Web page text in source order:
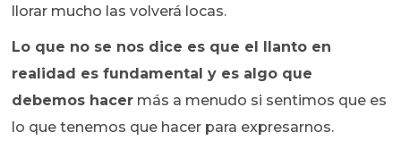
llorar mucho las volverá locas.
Lo que no se nos dice es que el llanto en
realidad es fundamental y es algo que
debemos hacer más a menudo si sentimos que es
lo que tenemos que hacer para expresarnos.